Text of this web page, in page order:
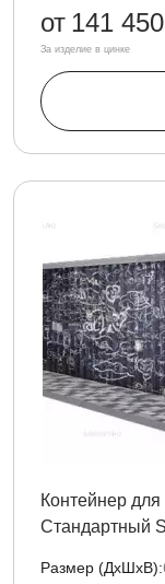
от 141
За изделие в цинке
Контейнер
Стандартный
Размер (ДxШxВ):